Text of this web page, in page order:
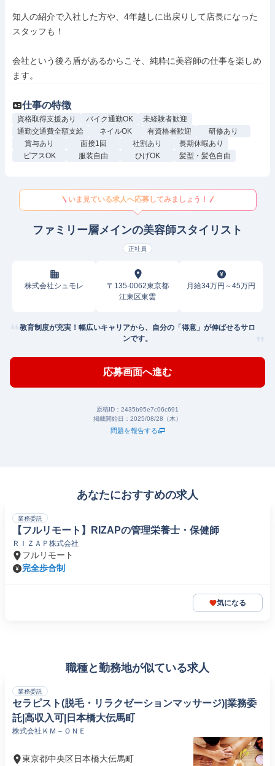
知人の紹介で入社した方や、4年越しに出戻りして店長になった
スタッフも！
会社という後ろ盾があるからこそ、純粋に美容師の仕事を楽しめ
ます。
仕事の特徴
資格取得支援あり バイク通勤OK
未経験者歓迎
通勤交通費全額支給
ネイルOK 有資格者歓迎
研修あり
賞与あり
面接1回 社割あり
長期休暇あり
ピアスOK
服装自由 ひげOK 髪型・髪色自由
いま見ている求人へ応募してみましょう！
ファミリー層メインの美容師スタイリスト
正社員
株式会社シュモレ
〒135-0062東京都
江東区東雲
月給34万円～45万円
教育制度が充実！幅広いキャリアから、自分の「得意」が伸ばせるサロ
ンです。
応募画面へ進む
原稿ID： 2435b95e7c06c691
掲載開始日： 2025/08/28（木）
問題を報告する
あなたにおすすめの求人
業務委託
【フルリモート】RIZAPの管理栄養士・保健師
ＲＩＺＡＰ株式会社
フルリモート
完全歩合制
気になる
職種と勤務地が似ている求人
業務委託
セラピスト(脱毛・リラクゼーションマッサージ)|業務委
託|高収入可|日本橋大伝馬町
株式会社ＫＭ－ＯＮＥ
東京都中央区日本橋大伝馬町